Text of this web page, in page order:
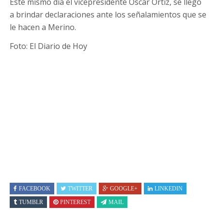
a brindar declaraciones ante los señalamientos que se
le hacen a Merino.
Foto: El Diario de Hoy
FACEBOOK TWITTER GOOGLE+
LINKEDIN
TUMBLR
PINTEREST MAIL